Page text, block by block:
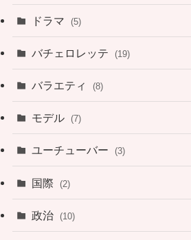
ドラマ (5)
バチェロレッテ (19)
バラエティ (8)
モデル (7)
ユーチューバー (3)
国際 (2)
政治 (10)